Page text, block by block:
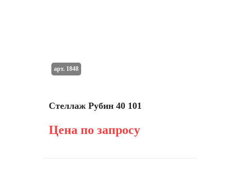
Стеллаж Рубин 40 101
Цена по запросу
арт. 1848